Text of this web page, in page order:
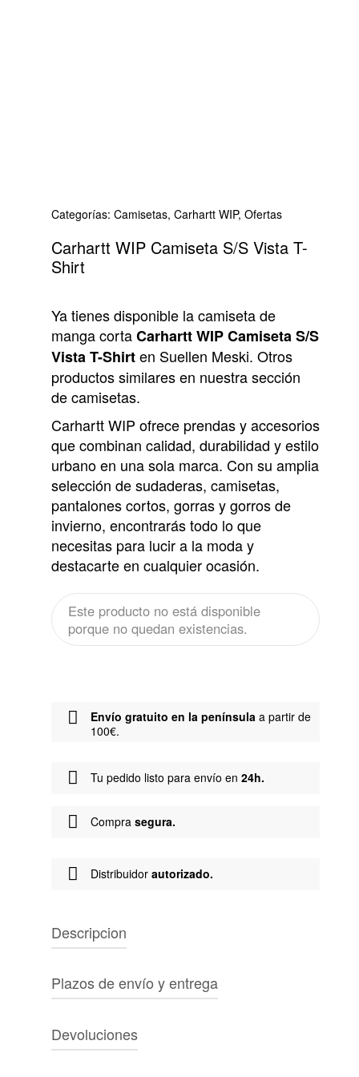
Carhartt WIP Camiseta S/S Vista T-
Shirt
Ya tienes disponible la camiseta de
manga cortaCarhartt WIP Camiseta S/S
Vista T-Shirten Suellen Meski. Otros
productos similares en nuestra sección
de camisetas.
Carhartt WIP ofrece prendas y accesorios
que combinan calidad, durabilidad y estilo
urbano en una sola marca. Con su amplia
selección de sudaderas, camisetas,
pantalones cortos, gorras y gorros de
invierno, encontrarás todo lo que
necesitas para lucir a la moda y
destacarte en cualquier ocasión.
Este producto no está disponible
porque no quedan existencias.
Categorías: Camisetas, Carhartt WIP, Ofertas
Envío gratuito en la penínsulaa partir de
100€.
Tu pedido listo para envío en24h.
Comprasegura.
Distribuidorautorizado.
Descripcion
Marca:Carhartt
Tipo de producto:Camiseta
Color:Negro
Características:
Plazos de envío y entrega
PENÍNSULA IBÉRICA
Envío gratuito a partir de 100€. Entrega en
Devoluciones